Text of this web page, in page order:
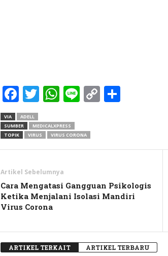
Facebook
Twitter
WhatsApp
LineCopy
VIA
ADELL
SUMBER
MEDICALXPRESS
TOPIK
VIRUS VIRUS CORONA
Artikel Sebelumnya
Cara Mengatasi Gangguan Psikologis
Ketika Menjalani Isolasi Mandiri
Virus Corona
ARTIKEL TERKAIT ARTIKEL TERBARU